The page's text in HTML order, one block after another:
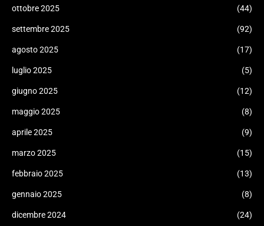
ottobre 2025 (44)
settembre 2025 (92)
agosto 2025 (17)
luglio 2025 (5)
giugno 2025 (12)
maggio 2025 (8)
aprile 2025 (9)
marzo 2025 (15)
febbraio 2025 (13)
gennaio 2025 (8)
dicembre 2024 (24)